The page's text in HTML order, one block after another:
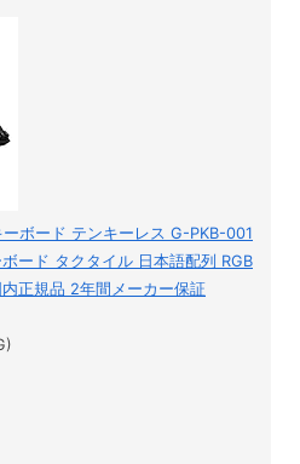
ボード テンキーレス G-PKB-001
ード タクタイル 日本語配列 RGB
正規品 2年間メーカー保証